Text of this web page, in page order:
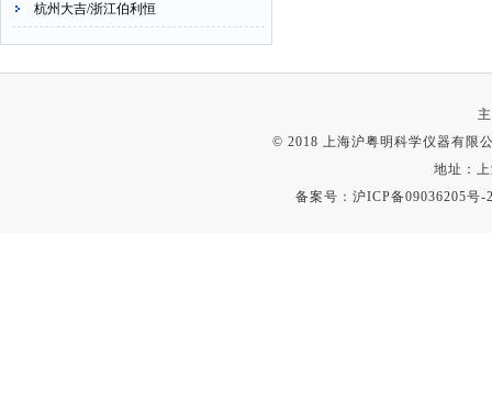
杭州大吉/浙江伯利恒
© 2018 上海沪粤明科学仪器有限
地址：
备案号：沪ICP备09036205号-